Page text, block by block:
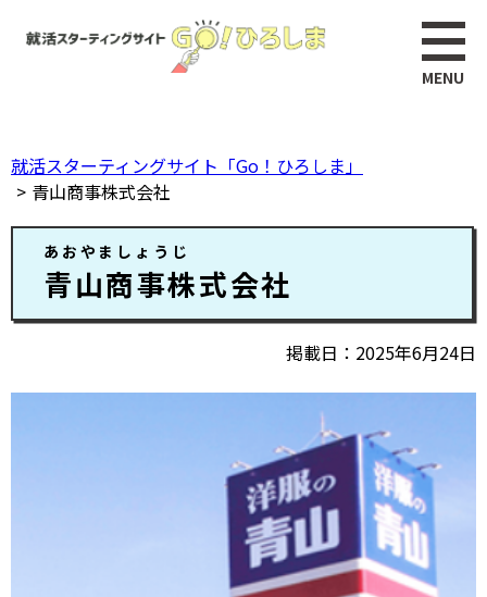
で
す。
就活スターティングサイト「Go！ひろしま」
青山商事株式会社
あおやましょうじ
青山商事株式会社
掲載日 2025年6月24日